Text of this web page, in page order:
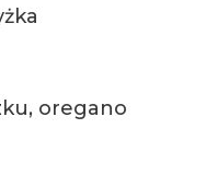
oregano